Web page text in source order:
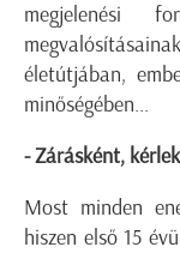
megjelenési
életútjában,
minőségében...
- Zárásként,
Most minden
hiszen első 15